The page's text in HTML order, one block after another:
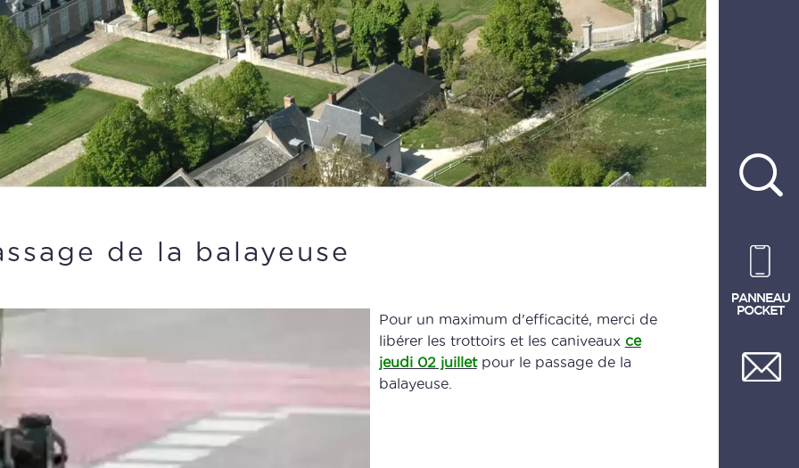
de la balayeuse
Pour un maximum d'efficacité, merci de
libérer les trottoirs et les caniveaux ce
jeudi 02 juilletpour le passage de la
balayeuse.